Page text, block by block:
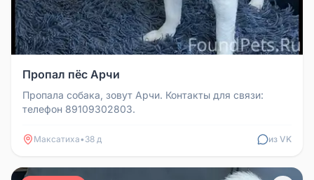
Пропал пёс Арчи
Пропала собака, зовут Арчи. Контакты для связи:
телефон 89109302803.
Максатиха• 38 д из VK